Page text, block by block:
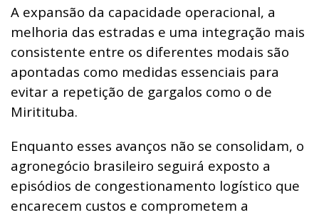
A expansão da capacidade operacional, a
melhoria das estradas e uma integração mais
consistente entre os diferentes modais são
apontadas como medidas essenciais para
evitar a repetição de gargalos como o de
Miritituba.
Enquanto esses avanços não se consolidam, o
agronegócio brasileiro seguirá exposto a
episódios de congestionamento logístico que
encarecem custos e comprometem a